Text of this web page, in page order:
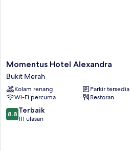
Momentus
Hotel
Alexandra
Bukit
Merah
Momentus Hotel Alexandra
Bukit Merah
Kolam renang
Parkir tersedia
Wi-Fi percuma
Restoran
8.8
daripada
8.8 Terbaik
111 ulasan